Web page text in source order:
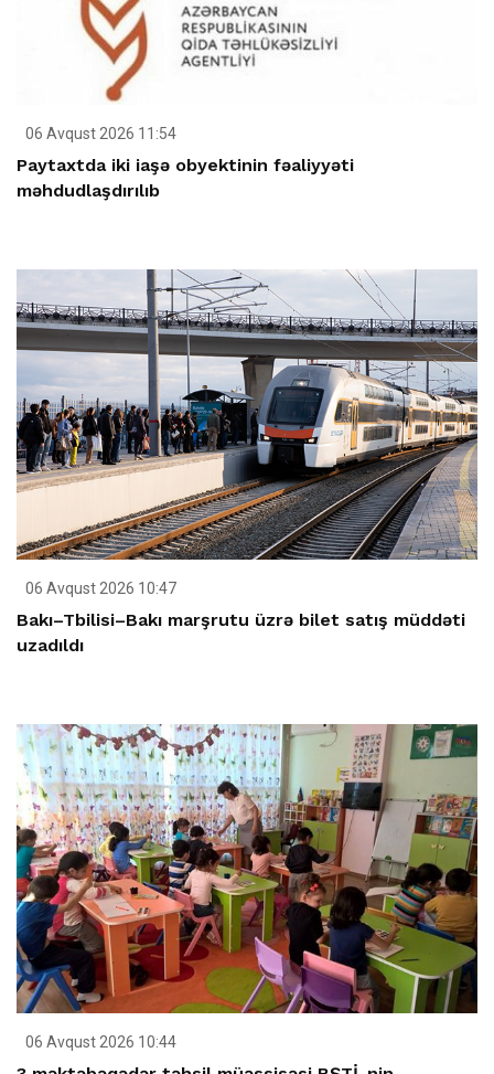
06 Avqust 2026 11:54
Paytaxtda iki iaşə obyektinin fəaliyyəti
məhdudlaşdırılıb
06 Avqust 2026 10:47
Bakı–Tbilisi–Bakı marşrutu üzrə bilet satış müddəti
uzadıldı
06 Avqust 2026 10:44